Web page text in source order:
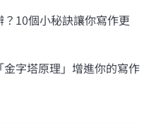
10個小秘訣讓你寫作更
字塔原理」增進你的寫作